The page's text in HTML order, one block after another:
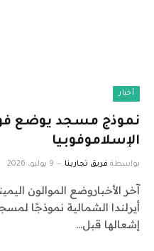
أخبار
نموذج مسجد يوضع فوق
الإسلاموفوبيا
بواسطة فريق تجاربنا 9 يوليو، 2026
آخر الأخباروضع الموالون
أيرلندا الشمالية نموذجًا
إشعالها قبل…